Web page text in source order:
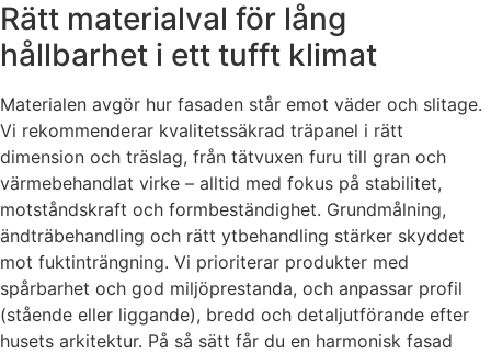
Rätt materialval för lång
hållbarhet i ett tufft klimat
Materialen avgör hur fasaden står emot väder och slitage.
Vi rekommenderar kvalitetssäkrad träpanel i rätt
dimension och träslag, från tätvuxen furu till gran och
värmebehandlat virke – alltid med fokus på stabilitet,
motståndskraft och formbeständighet. Grundmålning,
ändträbehandling och rätt ytbehandling stärker skyddet
mot fuktinträngning. Vi prioriterar produkter med
spårbarhet och god miljöprestanda, och anpassar profil
(stående eller liggande), bredd och detaljutförande efter
husets arkitektur. På så sätt får du en harmonisk fasad